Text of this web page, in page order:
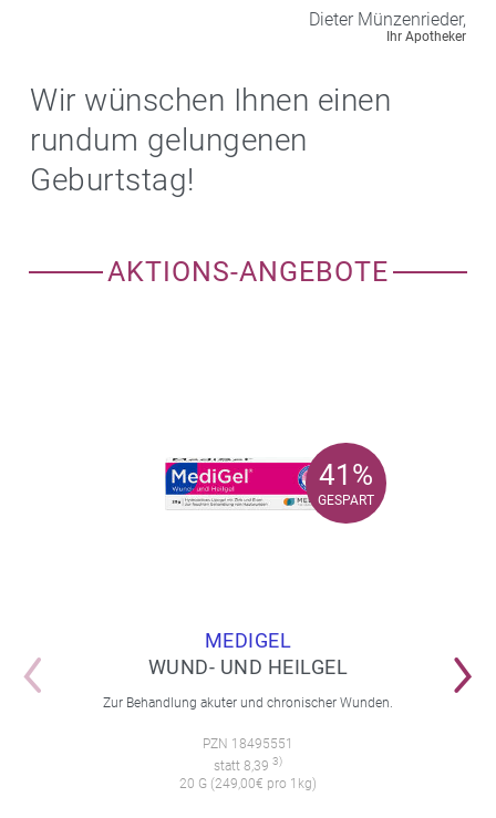
Dieter Münzenrieder,
Ihr Apotheker
Wir wünschen Ihnen einen
rundum gelungenen
Geburtstag!
AKTIONS-ANGEBOTE
41%
GESPART
41%
GESPART
MEDIGEL
WUND- UND HEILGEL
Zur Behandlung akuter und chronischer Wunden.
PZN 18495551
statt 8,39 3)
20 G (249,00€ pro 1kg)